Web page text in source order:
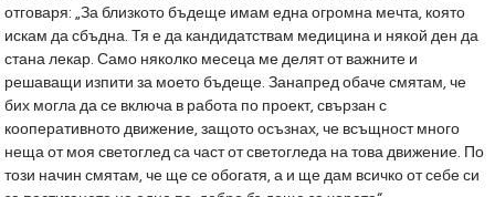
отговаря: „За близкото бъдеще имам една огромна мечта, която
искам да сбъдна. Тя е да кандидатствам медицина и някой ден да
стана лекар. Само няколко месеца ме делят от важните и
решаващи изпити за моето бъдеще. Занапред обаче смятам, че
бих могла да се включа в работа по проект, свързан с
кооперативното движение, защото осъзнах, че всъщност много
неща от моя светоглед са част от светогледа на това движение. По
този начин смятам, че ще се обогатя, а и ще дам всичко от себе си